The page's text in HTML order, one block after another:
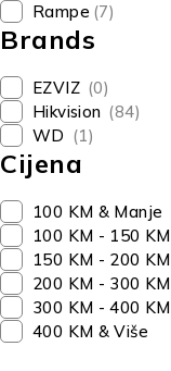
Rampe (7)
Brands
EZVIZ (0)
Hikvision (84)
WD (1)
Cijena
100 KM & Manje
100 KM - 150 KM
150 KM - 200 KM
200 KM - 300 KM
300 KM - 400 KM
400 KM & Više